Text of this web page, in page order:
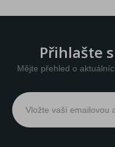
Přihlašte
Mějte přehled o